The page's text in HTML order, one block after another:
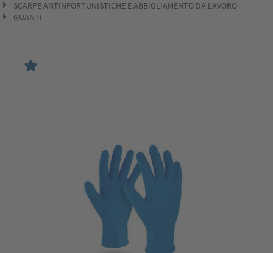
SCARPE ANTINFORTUNISTICHE E ABBIGLIAMENTO DA LAVORO
GUANTI